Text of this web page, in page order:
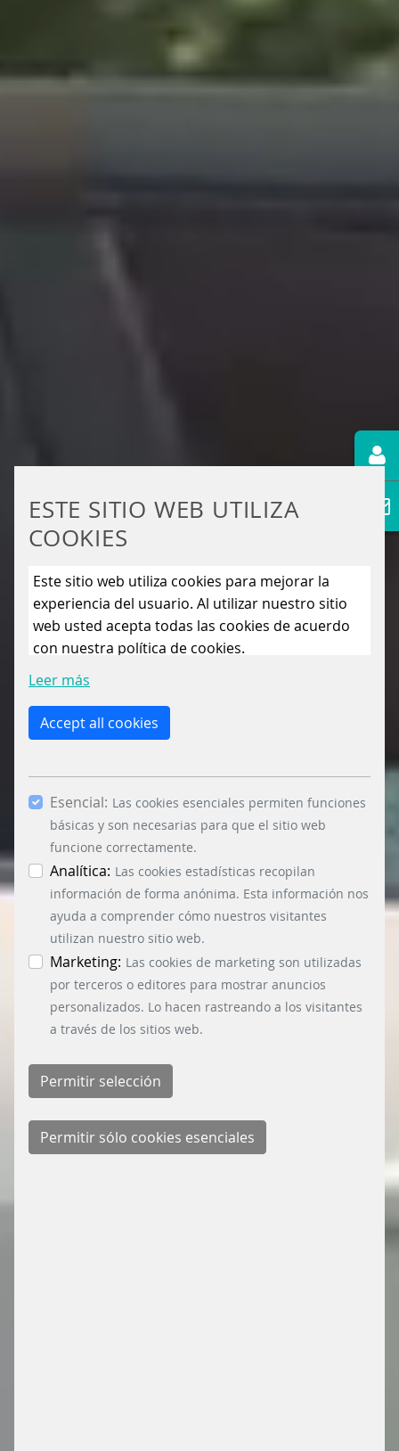
ESTE SITIO WEB UTILIZA
COOKIES
Este sitio web utiliza cookies para mejorar la
experiencia del usuario. Al utilizar nuestro sitio
web usted acepta todas las cookies de acuerdo
con nuestra política de cookies.
Leer más
Accept all cookies
Esencial: Las cookies esenciales permiten funciones
básicas y son necesarias para que el sitio web
funcione correctamente.
Analítica: Las cookies estadísticas recopilan
información de forma anónima. Esta información nos
ayuda a comprender cómo nuestros visitantes
utilizan nuestro sitio web.
Marketing: Las cookies de marketing son utilizadas
por terceros o editores para mostrar anuncios
personalizados. Lo hacen rastreando a los visitantes
a través de los sitios web.